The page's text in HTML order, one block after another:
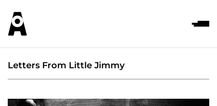
Letters From Little Jimmy